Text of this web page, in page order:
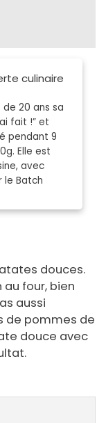
culinaire
20 ans sa
fait !” et
pendant 9
Elle est
avec
le Batch
douces.
four, bien
aussi
de pommes de
douce avec